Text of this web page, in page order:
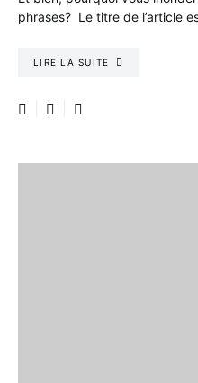
phrases? Le titre de l’article
LIRE LA SUITE